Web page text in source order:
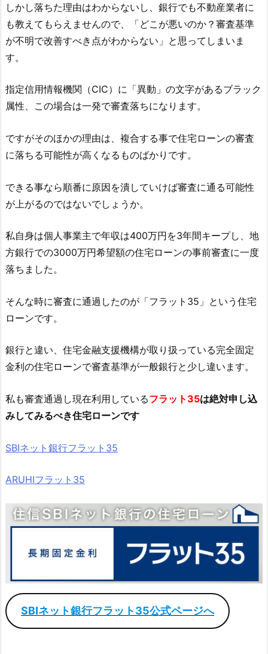
しかし落ちた理由はわからないし、銀行でも不動産業者に
も教えてもらえませんので、「どこが悪いのか？審査基準
が不明で改善すべき点がわからない」と思ってしまいま
す。
指定信用情報機関（CIC）に「異動」の文字があるブラック
属性、この場合は一発で審査落ちになります。
ですがそのほかの理由は、複合する事で住宅ローンの審査
に落ちる可能性が高くなるものばかりです。
できる事なら順番に原因を潰していけば審査に通る可能性
が上がるのではないでしょうか。
私自身は個人事業主で年収は400万円を3年間キープし、地
方銀行での3000万円希望額の住宅ローンの事前審査に一度
落ちました。
そんな時に審査に通過したのが「フラット35」という住宅
ローンです。
銀行と違い、住宅金融支援機構が取り扱っている完全固定
金利の住宅ローンで審査基準が一般銀行と少し違います。
私も審査通過し現在利用しているフラット35は絶対申し込
みしてみるべき住宅ローンです
SBIネット銀行フラット35
ARUHIフラット35
SBIネット銀行フラット35公式ページへ